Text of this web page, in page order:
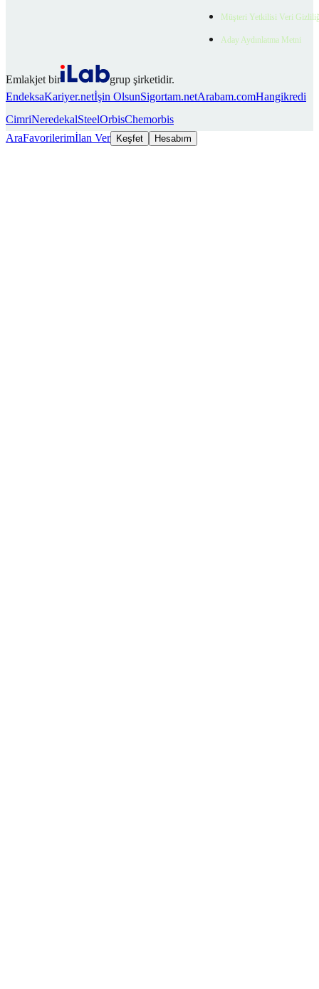
Müşteri Yetkilisi Veri
Aday Aydınlatma Metni
Emlakjet bir
grup şirketidir.
EndeksaKariyer.netİşin OlsunSigortam.netArabam.comHangikredi
CimriNeredekalSteelOrbisChemorbis
AraFavorilerimİlan Ver Keşfet Hesabım